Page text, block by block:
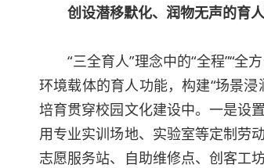
创设潜移默化、润物无声的育
“三全育人”理念中的“全程”“全
环境载体的育人功能，构建“场景
培育贯穿校园文化建设中。一是设
用专业实训场地、实验室等定制劳
志愿服务站、自助维修点、创客工